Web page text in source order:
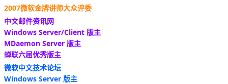
2007微软金牌讲师大众评委
中文邮件资讯网
Windows Server/Client 版主
MDaemon Server 版主
蝉联六届优秀版主
微软中文技术论坛
Windows Server 版主